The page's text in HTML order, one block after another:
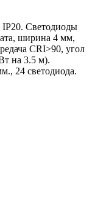
IP20. Светодиоды
ширина 4 мм,
CRI>90, угол
на 3.5 м).
24 светодиода.